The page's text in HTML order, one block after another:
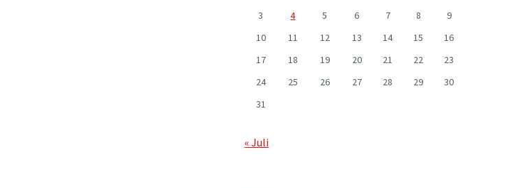
3
4 5 6 7 8
9
10
11 12 13 14 15
16
17
18 19 20 21 22
23
24
25 26 27 28 29
30
31
« Juli